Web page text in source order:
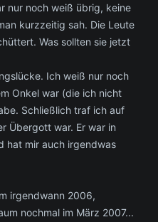
nur noch weiß übrig, keine
kurzzeitig sah. Die Leute
Was sollten sie jetzt
Ich weiß nur noch
Onkel war (die ich nicht
Schließlich traf ich auf
Übergott war. Er war in
hat mir auch irgendwas
irgendwann 2006,
nochmal im März 2007...